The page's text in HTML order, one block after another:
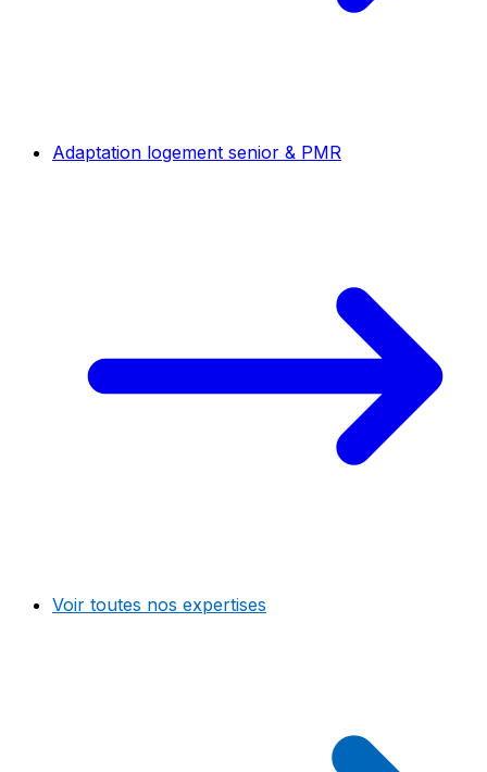
Adaptation logement senior & PMR
Voir toutes nos expertises